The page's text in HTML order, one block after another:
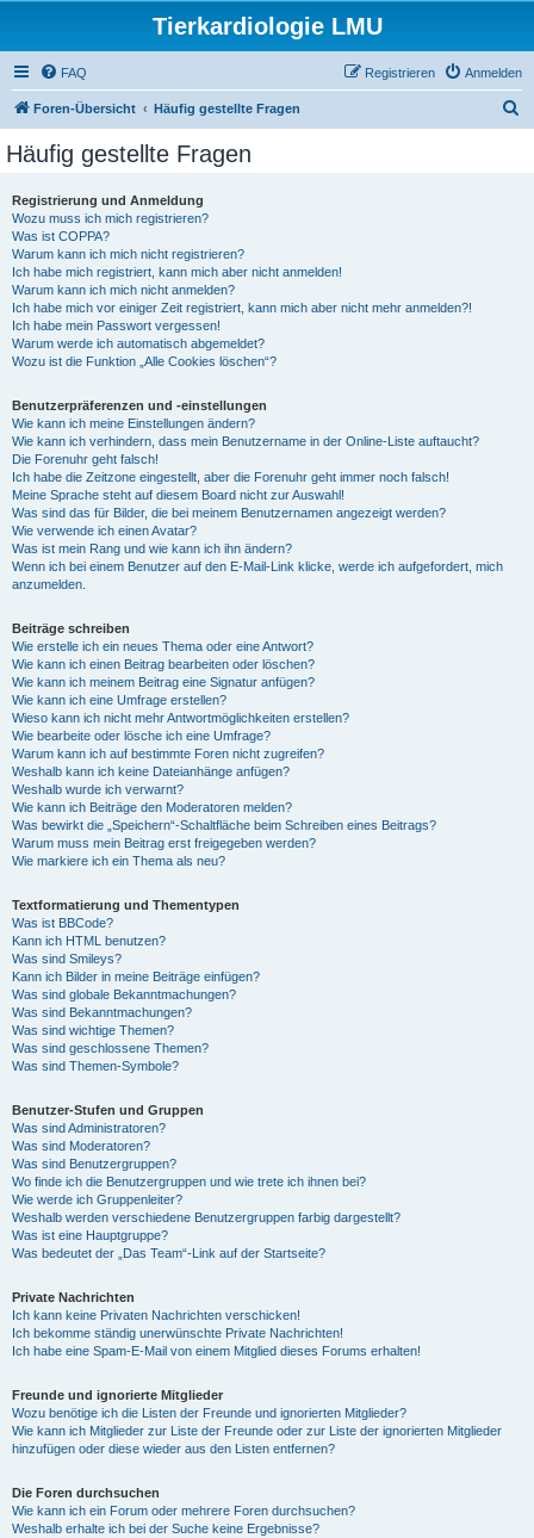
Tierkardiologie LMU
FAQ Anmelden
Registrieren
Foren-Übersicht Häufig gestellte Fragen
Häufig gestellte Fragen
Registrierung und Anmeldung
Wozu muss ich mich registrieren?
Was ist COPPA?
Warum kann ich mich nicht registrieren?
Ich habe mich registriert, kann mich aber nicht anmelden!
Warum kann ich mich nicht anmelden?
Ich habe mich vor einiger Zeit registriert, kann mich aber nicht mehr anmelden?!
Ich habe mein Passwort vergessen!
Warum werde ich automatisch abgemeldet?
Wozu ist die Funktion „Alle Cookies löschen“?
Benutzerpräferenzen und -einstellungen
Wie kann ich meine Einstellungen ändern?
Wie kann ich verhindern, dass mein Benutzername in der Online-Liste auftaucht?
Die Forenuhr geht falsch!
Ich habe die Zeitzone eingestellt, aber die Forenuhr geht immer noch falsch!
Meine Sprache steht auf diesem Board nicht zur Auswahl!
Was sind das für Bilder, die bei meinem Benutzernamen angezeigt werden?
Wie verwende ich einen Avatar?
Was ist mein Rang und wie kann ich ihn ändern?
Wenn ich bei einem Benutzer auf den E-Mail-Link klicke, werde ich aufgefordert, mich
anzumelden.
Beiträge schreiben
Wie erstelle ich ein neues Thema oder eine Antwort?
Wie kann ich einen Beitrag bearbeiten oder löschen?
Wie kann ich meinem Beitrag eine Signatur anfügen?
Wie kann ich eine Umfrage erstellen?
Wieso kann ich nicht mehr Antwortmöglichkeiten erstellen?
Wie bearbeite oder lösche ich eine Umfrage?
Warum kann ich auf bestimmte Foren nicht zugreifen?
Weshalb kann ich keine Dateianhänge anfügen?
Weshalb wurde ich verwarnt?
Wie kann ich Beiträge den Moderatoren melden?
Was bewirkt die „Speichern“-Schaltfläche beim Schreiben eines Beitrags?
Warum muss mein Beitrag erst freigegeben werden?
Wie markiere ich ein Thema als neu?
Textformatierung und Thementypen
Was ist BBCode?
Kann ich HTML benutzen?
Was sind Smileys?
Kann ich Bilder in meine Beiträge einfügen?
Was sind globale Bekanntmachungen?
Was sind Bekanntmachungen?
Was sind wichtige Themen?
Was sind geschlossene Themen?
Was sind Themen-Symbole?
Benutzer-Stufen und Gruppen
Was sind Administratoren?
Was sind Moderatoren?
Was sind Benutzergruppen?
Wo finde ich die Benutzergruppen und wie trete ich ihnen bei?
Wie werde ich Gruppenleiter?
Weshalb werden verschiedene Benutzergruppen farbig dargestellt?
Was ist eine Hauptgruppe?
Was bedeutet der „Das Team“-Link auf der Startseite?
Private Nachrichten
Ich kann keine Privaten Nachrichten verschicken!
Ich bekomme ständig unerwünschte Private Nachrichten!
Ich habe eine Spam-E-Mail von einem Mitglied dieses Forums erhalten!
Freunde und ignorierte Mitglieder
Wozu benötige ich die Listen der Freunde und ignorierten Mitglieder?
Wie kann ich Mitglieder zur Liste der Freunde oder zur Liste der ignorierten Mitglieder
hinzufügen oder diese wieder aus den Listen entfernen?
Die Foren durchsuchen
Wie kann ich ein Forum oder mehrere Foren durchsuchen?
Weshalb erhalte ich bei der Suche keine Ergebnisse?